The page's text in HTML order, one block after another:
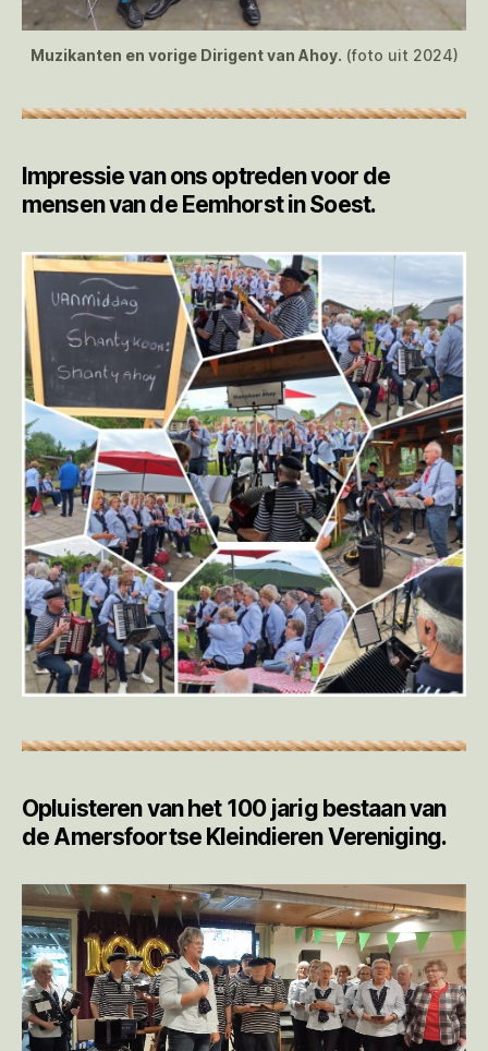
Muzikanten en vorige Dirigent van Ahoy. (foto uit 2024)
Impressie van ons optreden voor de
mensen van de Eemhorst in Soest.
Opluisteren van het 100 jarig bestaan van
de Amersfoortse Kleindieren Vereniging.